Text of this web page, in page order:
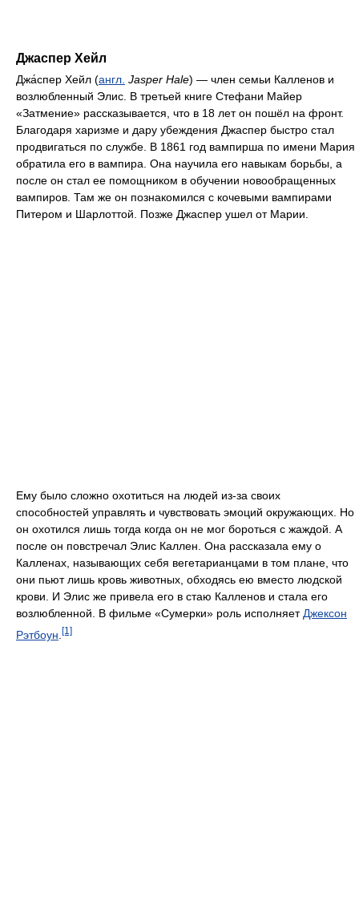
Джаспер Хейл
Джа́спер Хейл (англ. Jasper Hale) — член семьи Калленов и
возлюбленный Элис. В третьей книге Стефани Майер
«Затмение» рассказывается, что в 18 лет он пошёл на фронт.
Благодаря харизме и дару убеждения Джаспер быстро стал
продвигаться по службе. В 1861 год вампирша по имени Мария
обратила его в вампира. Она научила его навыкам борьбы, а
после он стал ее помощником в обучении новообращенных
вампиров. Там же он познакомился с кочевыми вампирами
Питером и Шарлоттой. Позже Джаспер ушел от Марии.
Ему было сложно охотиться на людей из-за своих
способностей управлять и чувствовать эмоций окружающих. Но
он охотился лишь тогда когда он не мог бороться с жаждой. А
после он повстречал Элис Каллен. Она рассказала ему о
Калленах, называющих себя вегетарианцами в том плане, что
они пьют лишь кровь животных, обходясь ею вместо людской
крови. И Элис же привела его в стаю Калленов и стала его
возлюбленной. В фильме «Сумерки» роль исполняетДжексон
Рэтбоун [1]